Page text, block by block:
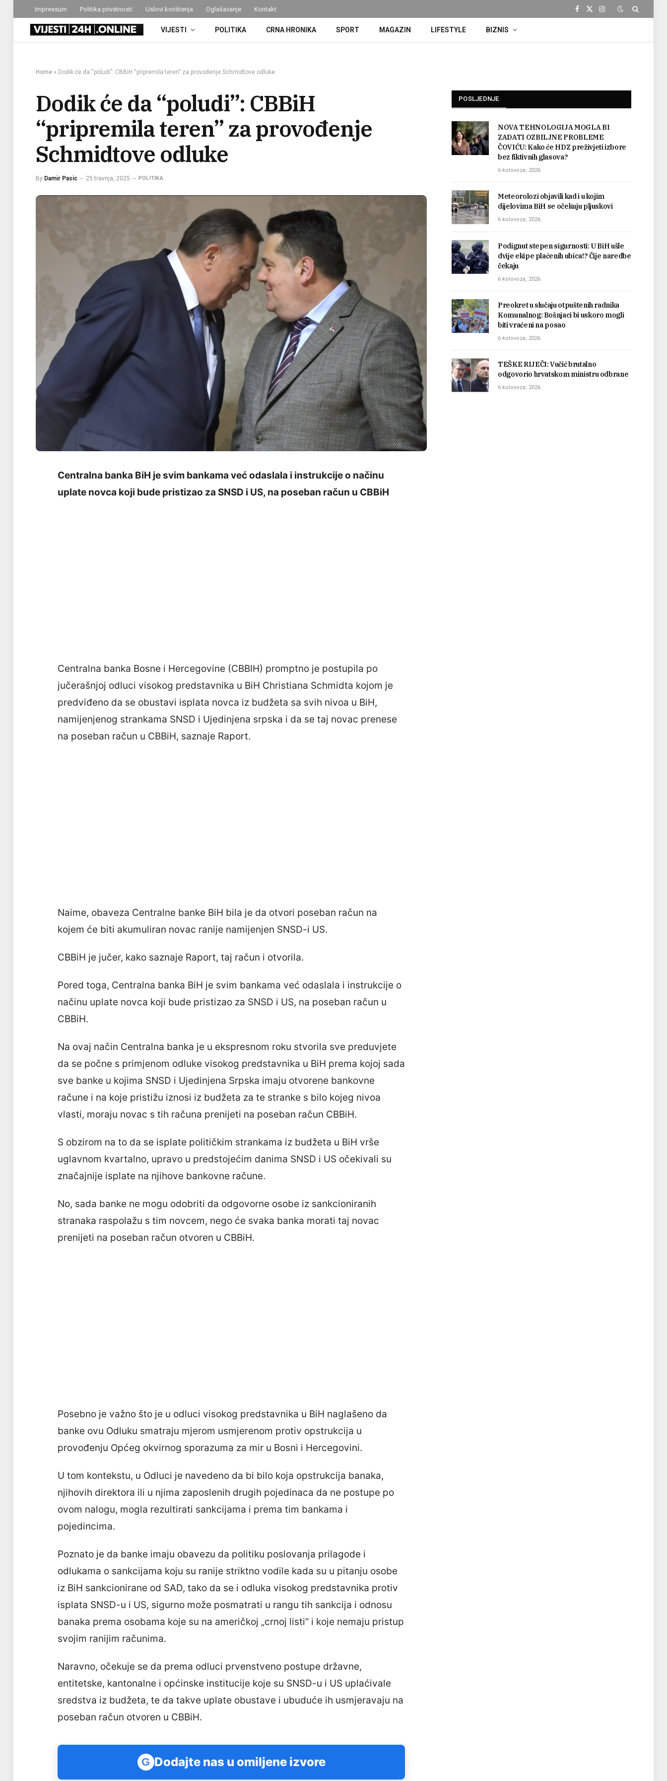
Impressum Politika privatnosti Uslovi korištenja Oglašavanje Kontakt
Facebook
X
Instagram
VIJESTI POLITIKA CRNA HRONIKA SPORT MAGAZIN LIFESTYLE BIZNIS
Home » Dodik će da “poludi”: CBBiH “pripremila teren” za provođenje Schmidtove odluke
Dodik će da “poludi”: CBBiH
“pripremila teren” za provođenje
Schmidtove odluke
By Damir Pasic 25 travnja, 2025 POLITIKA
Centralna banka BiH je svim bankama već odaslala i instrukcije o načinu
uplate novca koji bude pristizao za SNSD i US, na poseban račun u CBBiH
Centralna banka Bosne i Hercegovine (CBBIH) promptno je postupila po
jučerašnjoj odluci visokog predstavnika u BiH Christiana Schmidta kojom je
predviđeno da se obustavi isplata novca iz budžeta sa svih nivoa u BiH,
namijenjenog strankama SNSD i Ujedinjena srpska i da se taj novac prenese
na poseban račun u CBBiH, saznaje Raport.
Naime, obaveza Centralne banke BiH bila je da otvori poseban račun na
kojem će biti akumuliran novac ranije namijenjen SNSD-i US.
CBBiH je jučer, kako saznaje Raport, taj račun i otvorila.
Pored toga, Centralna banka BiH je svim bankama već odaslala i instrukcije o
načinu uplate novca koji bude pristizao za SNSD i US, na poseban račun u
CBBiH.
Na ovaj način Centralna banka je u ekspresnom roku stvorila sve preduvjete
da se počne s primjenom odluke visokog predstavnika u BiH prema kojoj sada
sve banke u kojima SNSD i Ujedinjena Srpska imaju otvorene bankovne
račune i na koje pristižu iznosi iz budžeta za te stranke s bilo kojeg nivoa
vlasti, moraju novac s tih računa prenijeti na poseban račun CBBiH.
S obzirom na to da se isplate političkim strankama iz budžeta u BiH vrše
uglavnom kvartalno, upravo u predstojećim danima SNSD i US očekivali su
značajnije isplate na njihove bankovne račune.
No, sada banke ne mogu odobriti da odgovorne osobe iz sankcioniranih
stranaka raspolažu s tim novcem, nego će svaka banka morati taj novac
prenijeti na poseban račun otvoren u CBBiH.
Posebno je važno što je u odluci visokog predstavnika u BiH naglašeno da
banke ovu Odluku smatraju mjerom usmjerenom protiv opstrukcija u
provođenju Općeg okvirnog sporazuma za mir u Bosni i Hercegovini.
U tom kontekstu, u Odluci je navedeno da bi bilo koja opstrukcija banaka,
njihovih direktora ili u njima zaposlenih drugih pojedinaca da ne postupe po
ovom nalogu, mogla rezultirati sankcijama i prema tim bankama i
pojedincima.
Poznato je da banke imaju obavezu da politiku poslovanja prilagode i
odlukama o sankcijama koju su ranije striktno vodile kada su u pitanju osobe
iz BiH sankcionirane od SAD, tako da se i odluka visokog predstavnika protiv
isplata SNSD-u i US, sigurno može posmatrati u rangu tih sankcija i odnosu
banaka prema osobama koje su na američkoj „crnoj listi“ i koje nemaju pristup
svojim ranijim računima.
Naravno, očekuje se da prema odluci prvenstveno postupe državne,
entitetske, kantonalne i općinske institucije koje su SNSD-u i US uplaćivale
sredstva iz budžeta, te da takve uplate obustave i ubuduće ih usmjeravaju na
poseban račun otvoren u CBBiH.
G Dodajte nas u omiljene izvore
POSLJEDNJE
NOVA TEHNOLOGIJA MOGLA BI
ZADATI OZBILJNE PROBLEME
ČOVIĆU: Kako će HDZ preživjeti izbore
bez fiktivnih glasova?
6 kolovoza, 2026
Meteorolozi objavili kad i u kojim
dijelovima BiH se očekuju pljuskovi
6 kolovoza, 2026
Podignut stepen sigurnosti: U BiH ušle
dvije ekipe plaćenih ubica!? Čije naredbe
čekaju
6 kolovoza, 2026
Preokret u slučaju otpuštenih radnika
Komunalnog: Bošnjaci bi uskoro mogli
biti vraćeni na posao
6 kolovoza, 2026
TEŠKE RIJEČI: Vučić brutalno
odgovorio hrvatskom ministru odbrane
6 kolovoza, 2026